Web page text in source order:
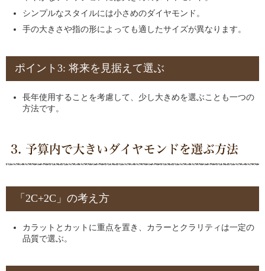
シンプルなスタイルには小さめのダイヤモンド。
手の大きさや指の形によっても適したサイズが異なります。
ポイント3: 将来を見据えて選ぶ
長年使用することを考慮して、少し大きめを選ぶことも一つの
方法です。
3. 予算内で大きいダイヤモンドを選ぶ方法
「2C+2C」の考え方
カラットとカットに重点を置き、カラーとクラリティは一定の
品質で選ぶ。